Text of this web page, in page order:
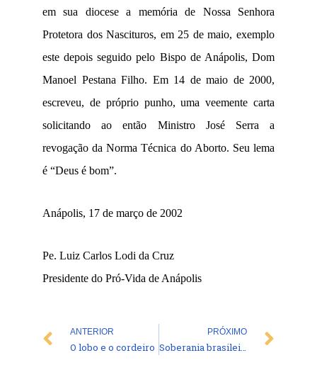
em sua diocese a memória de Nossa Senhora
Protetora dos Nascituros, em 25 de maio, exemplo
este depois seguido pelo Bispo de Anápolis, Dom
Manoel Pestana Filho. Em 14 de maio de 2000,
escreveu, de próprio punho, uma veemente carta
solicitando ao então Ministro José Serra a
revogação da Norma Técnica do Aborto. Seu lema
é “Deus é bom”.
Anápolis, 17 de março de 2002
Pe. Luiz Carlos Lodi da Cruz
Presidente do Pró-Vida de Anápolis
Prev
ANTERIOR
O lobo e o cordeiro
PRÓXIMO
Soberania brasileira ameaçada!